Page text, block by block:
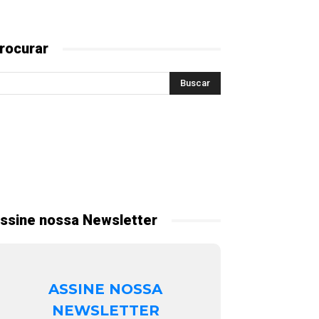
nossa Newsletter
ASSINE NOSSA
NEWSLETTER